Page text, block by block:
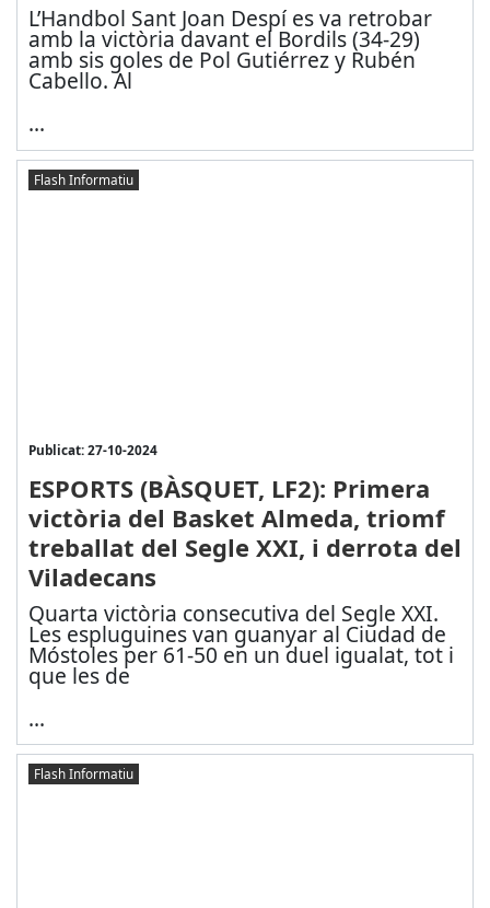
L’Handbol Sant Joan Despí es va retrobar
amb la victòria davant el Bordils (34-29)
amb sis goles de Pol Gutiérrez y Rubén
Cabello. Al
...
Flash Informatiu
Publicat: 27-10-2024
ESPORTS (BÀSQUET, LF2): Primera
victòria del Basket Almeda, triomf
treballat del Segle XXI, i derrota del
Viladecans
Quarta victòria consecutiva del Segle XXI.
Les espluguines van guanyar al Ciudad de
Móstoles per 61-50 en un duel igualat, tot i
que les de
...
Flash Informatiu